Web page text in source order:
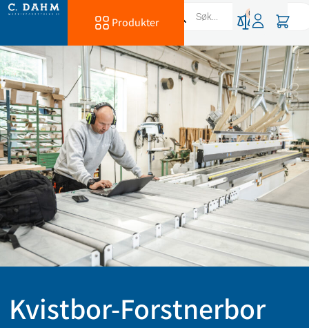
Produkter
0
Kvistbor-Forstnerbor